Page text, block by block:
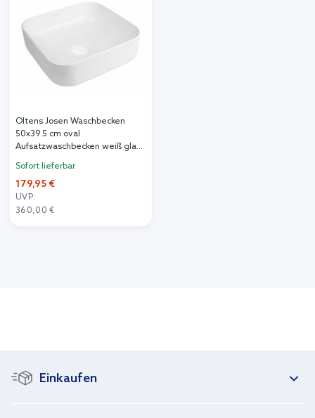
Oltens Josen Waschbecken
50x39.5 cm oval
Aufsatzwaschbecken weiß glanz
Sofort lieferbar
179,95 €
UVP:
360,00 €
Einkaufen